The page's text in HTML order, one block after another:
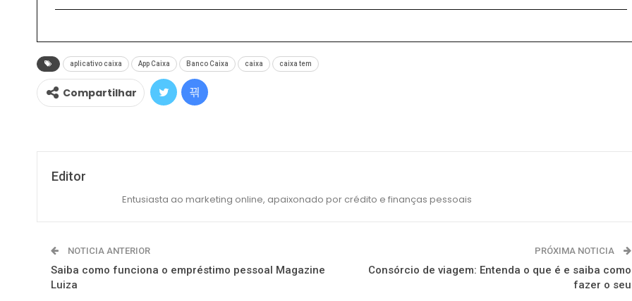
aplicativo caixa App Caixa Banco Caixa caixa caixa tem
Compartilhar
Editor
Entusiasta ao marketing online, apaixonado por crédito e finanças pessoais
NOTICIA ANTERIOR
Saiba como funciona o empréstimo pessoal Magazine
Luiza
PRÓXIMA NOTICIA
Consórcio de viagem: Entenda o que é e saiba como
fazer o seu